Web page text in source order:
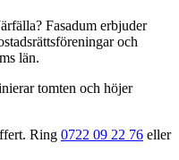
? Fasadum erbjuder
och
län.
tomten och höjer
Ring 0722 09 22 76 eller